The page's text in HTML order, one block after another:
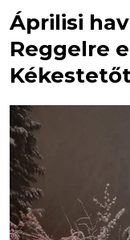
Áprilisi
Reggelre